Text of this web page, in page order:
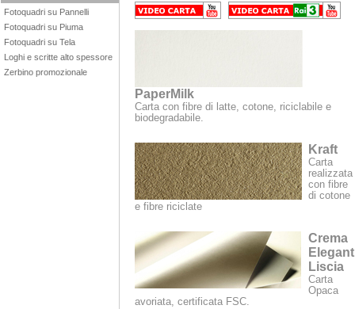
Fotoquadri su Pannelli
Fotoquadri su Piuma
Fotoquadri su Tela
Loghi e scritte alto spessore
Zerbino promozionale
PaperMilk
Carta con fibre di latte, cotone, riciclabile e
biodegradabile.
Kraft
Carta
realizzata
con fibre
di cotone
e fibre riciclate
Crema
Elegant
Liscia
Carta
Opaca
avoriata, certificata FSC.